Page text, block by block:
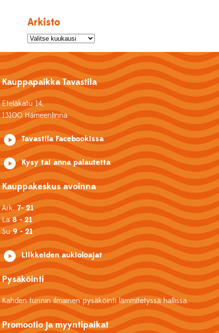
Arkisto
Kauppapaikka Tavastila
Eteläkatu 14,
13100 Hämeenlinna
Tavastila Facebookissa
Kysy tai anna palautetta
Kauppakeskus avoinna
Ark.7- 21
La8 - 21
Su9 - 21
Liikkeiden aukioloajat
Pysäköinti
Kahden tunnin ilmainen pysäköinti lämmitetyssä hallissa.
Promootio ja myyntipaikat